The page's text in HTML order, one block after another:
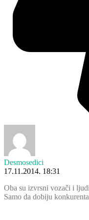
Desmosedici
17.11.2014. 18:31
Oba su izvrsni vozači i
Samo da dobiju